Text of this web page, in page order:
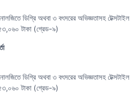
ডিগ্রি অথবা ৩ বৎসরের অভিজ্ঞতাসহ
টাকা (গ্রেড-৯)
ডিগ্রি অথবা ৩ বৎসরের অভিজ্ঞতাসহ
টাকা (গ্রেড-৯)